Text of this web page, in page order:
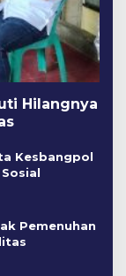
Hilangnya
Kesbangpol
Pemenuhan